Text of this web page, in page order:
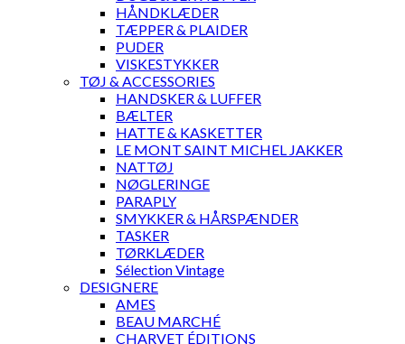
HÅNDKLÆDER
TÆPPER & PLAIDER
PUDER
VISKESTYKKER
TØJ & ACCESSORIES
HANDSKER & LUFFER
BÆLTER
HATTE & KASKETTER
LE MONT SAINT MICHEL JAKKER
NATTØJ
NØGLERINGE
PARAPLY
SMYKKER & HÅRSPÆNDER
TASKER
TØRKLÆDER
Sélection Vintage
DESIGNERE
AMES
BEAU MARCHÉ
CHARVET ÉDITIONS